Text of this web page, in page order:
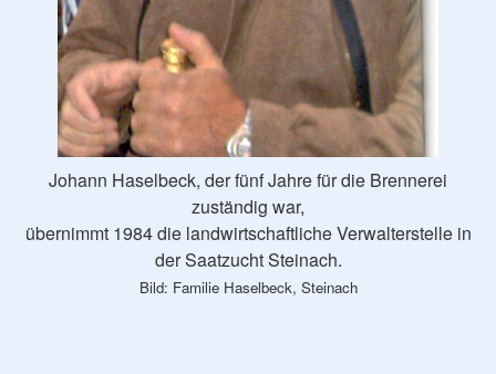
Johann Haselbeck, der fünf Jahre für die Brennerei
zuständig war,
übernimmt 1984 die landwirtschaftliche Verwalterstelle in
der Saatzucht Steinach.
Bild: Familie Haselbeck, Steinach